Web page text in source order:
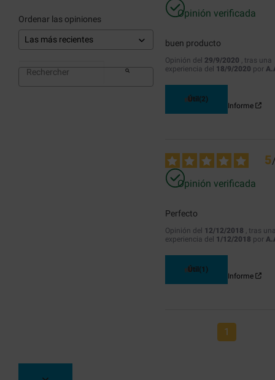
Ordenar las opiniones
Opinión verificada
buen producto
Opinión del 29/9/2020 , tras una
experiencia del 18/9/2020 por
Útil (2)
Informe
5
Opinión verificada
Perfecto
Opinión del 12/12/2018 , tras
experiencia del 1/12/2018 por
Útil (1)
Informe
1